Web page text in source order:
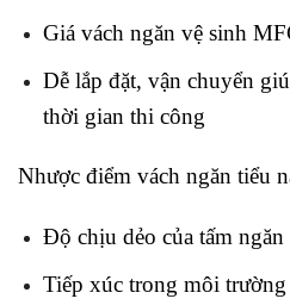
Giá vách ngăn vệ sinh
Dễ lắp đặt, vận chuyển
thời gian thi công
Nhược điểm vách ngăn tiểu
Độ chịu dẻo của tấm
Tiếp xúc trong môi